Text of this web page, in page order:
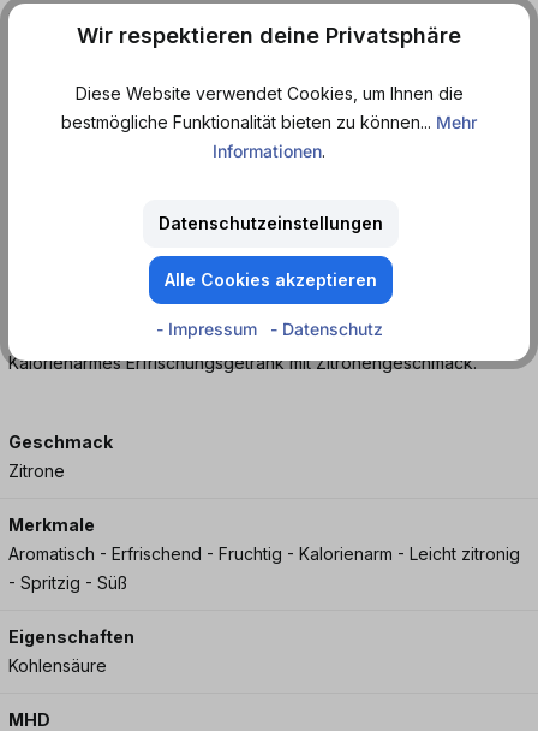
natürlichen, leicht herben Zitronenaroma und einem angenehm
prickelnden Mundgefühl - perfekt für alle, die es frisch und
Ob als Begleiter an heißen Sommertagen, beim Sport oder
einfach zwischendurch - Paulberger Lemon ist die smarte
Geschmack, maximaler Genuss.
Jetzt bei Dosenmatrosen.de entdecken und Zitrusfrische in der
Kalorienarmes Erfrischungsgetränk mit Zitronengeschmack.
Geschmack
Zitrone
Merkmale
Aromatisch - Erfrischend - Fruchtig - Kalorienarm - Leicht zitronig
- Spritzig - Süß
Eigenschaften
Kohlensäure
MHD
Wir respektieren deine Privatsphäre
Diese Website verwendet Cookies, um Ihnen die
bestmögliche Funktionalität bieten zu können... Mehr
Informationen.
Datenschutzeinstellungen
Alle Cookies akzeptieren
- Impressum - Datenschutz